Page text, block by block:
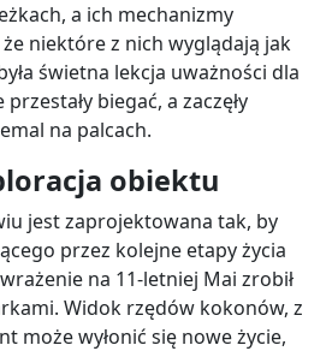
a ich mechanizmy
niektóre z nich wyglądają jak
świetna lekcja uważności dla
biegać, a zaczęły
na palcach.
obiektu
jest zaprojektowana tak, by
przez kolejne etapy życia
na 11-letniej Mai zrobił
Widok rzędów kokonów, z
może wyłonić się nowe życie,